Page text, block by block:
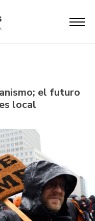
el futuro
local